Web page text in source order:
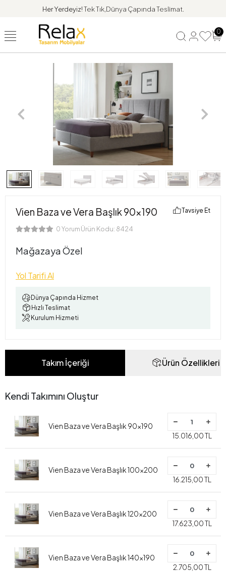
Her Yerdeyiz!Tek Tık,Dünya Çapında Teslimat.
0
Vien Baza ve Vera Başlık 90x190
0 Yorum Ürün Kodu: 8424
Tavsiye Et
Mağazaya Özel
Yol Tarifi Al
Dünya Çapında Hizmet
Hızlı Teslimat
Kurulum Hizmeti
Takım İçeriği Ürün Özellikleri
Kendi Takımını Oluştur
Vien Baza ve Vera Başlık 90x190
15.016,00 TL
Vien Baza ve Vera Başlık 100x200
16.215,00 TL
Vien Baza ve Vera Başlık 120x200
17.623,00 TL
Vien Baza ve Vera Başlık 140x190
2.705,00 TL